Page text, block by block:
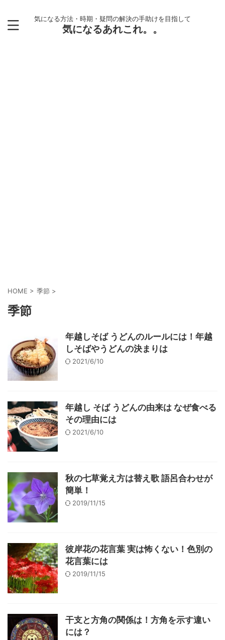
気になる方法・時期・疑問の解決の手助けを目指して
気になるあれこれ。。
HOME > 季節 >
季節
年越しそば うどんのルールには！年越
しそばやうどんの決まりは
2021/6/10
年越し そば うどんの由来は なぜ食べる
その理由には
2021/6/10
秋の七草覚え方は替え歌 語呂合わせが
簡単！
2019/11/15
彼岸花の花言葉 実は怖くない！色別の
花言葉には
2019/11/15
干支と方角の関係は！方角を示す違い
には？